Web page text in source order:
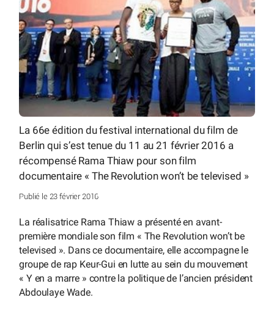
La 66e édition du festival international du film de
Berlin qui s’est tenue du 11 au 21 février 2016 a
récompensé Rama Thiaw pour son film
documentaire « The Revolution won’t be televised »
Publié le 23 février 2016
La réalisatrice Rama Thiaw a présenté en avant-
première mondiale son film « The Revolution won’t be
televised ». Dans ce documentaire, elle accompagne le
groupe de rap Keur-Gui en lutte au sein du mouvement
« Y en a marre » contre la politique de l’ancien président
Abdoulaye Wade.